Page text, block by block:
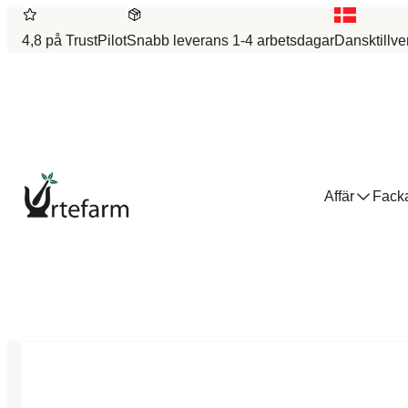
4,8 på TrustPilotSnabb leverans 1-4 arbetsdagar
Affär